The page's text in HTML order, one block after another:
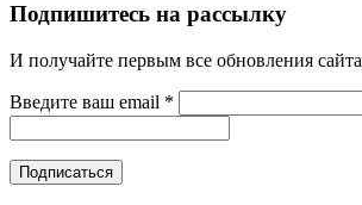
Подпишитесь на рассылку
И получайте первым все обновления сайта
Введите ваш email *